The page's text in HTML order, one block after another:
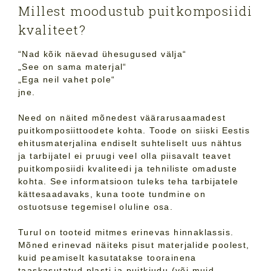
Millest moodustub puitkomposiidi
kvaliteet?
“Nad kõik näevad ühesugused välja“
„See on sama materjal“
„Ega neil vahet pole“
jne.
Need on näited mõnedest väärarusaamadest
puitkomposiittoodete kohta. Toode on siiski Eestis
ehitusmaterjalina endiselt suhteliselt uus nähtus
ja tarbijatel ei pruugi veel olla piisavalt teavet
puitkomposiidi kvaliteedi ja tehniliste omaduste
kohta. See informatsioon tuleks teha tarbijatele
kättesaadavaks, kuna toote tundmine on
ostuotsuse tegemisel oluline osa.
Turul on tooteid mitmes erinevas hinnaklassis.
Mõned erinevad näiteks pisut materjalide poolest,
kuid peamiselt kasutatakse toorainena